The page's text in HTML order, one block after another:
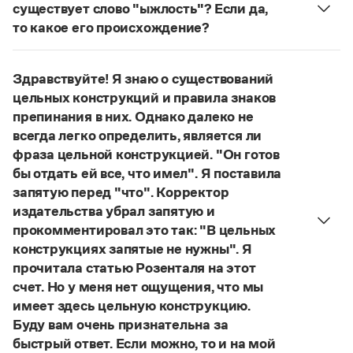
Словари русского языка как государственного
Справочники
Правила русской орфографии и пунктуации
Русский язык. Краткий теоретический курс
для школьников
Письмовник
Справочник по пунктуации
Словарь-справочник трудностей
Справочник по фразеологии
Азбучные истины
Словарь-справочник непростые слова
Все справочники портала
Журнал
Новости и события
Управление в русском языке
Правила русской орфографии и пунктуации
существует слово "ыжлость"? Если да,
то какое его происхождение?
Нет, не существует и не существовало. Это
Страница ответа
Здравствуйте! Я знаю о существований
цельных конструкций и правила знаков
препинания в них. Однако далеко не
всегда легко определить, является ли
фраза цельной конструкцией. "Он готов
бы отдать ей все, что имел". Я поставила
запятую перед "что". Корректор
издательства убрал запятую и
прокомментировал это так: "В цельных
конструкциях запятые не нужны". Я
прочитала статью Розенталя на этот
счет. Но у меня нет ощущения, что мы
имеет здесь цельную конструкцию.
Буду вам очень признательна за
быстрый ответ. Если можно, то и на мой